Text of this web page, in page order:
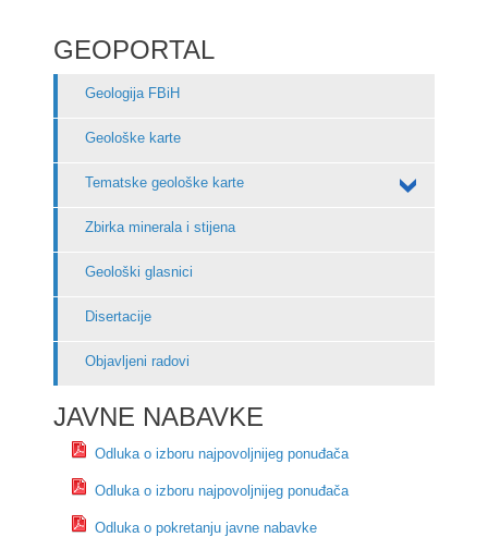
GEOPORTAL
Geologija FBiH
Geološke karte
Tematske geološke karte
Zbirka minerala i stijena
Geološki glasnici
Disertacije
Objavljeni radovi
JAVNE NABAVKE
Odluka o izboru najpovoljnijeg ponuđača
Odluka o izboru najpovoljnijeg ponuđača
Odluka o pokretanju javne nabavke